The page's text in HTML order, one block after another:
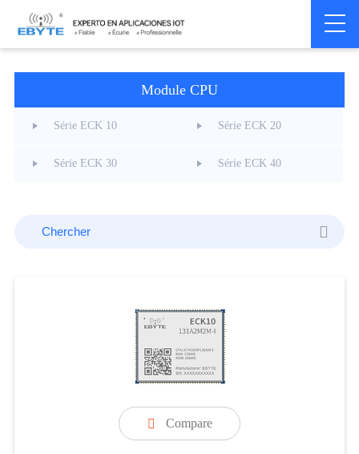
Home > Informatique Industrielle
Module CPU
Série ECK 10 Série ECK 20
Série ECK 30 Série ECK 40
 Compare